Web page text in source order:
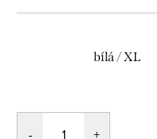
bílá / XL